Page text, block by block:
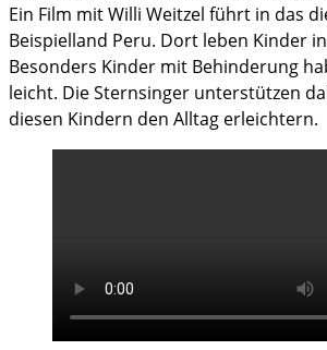
Ein Film mit Willi Weitzel führt in das
Beispielland Peru. Dort leben Kinder
Besonders Kinder mit Behinderung
leicht. Die Sternsinger unterstützen
diesen Kindern den Alltag erleichtern.